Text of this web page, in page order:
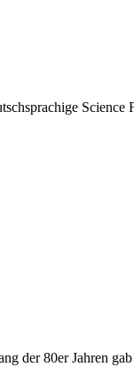
der 80er Jahren